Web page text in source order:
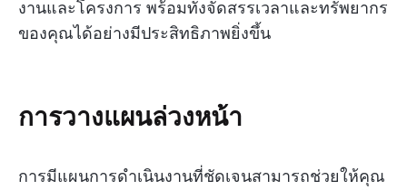
งานและโครงการ พร้อมทั้งจัดสรรเวลาและทรัพยากร
ของคุณได้อย่างมีประสิทธิภาพยิ่งขึ้น
การวางแผนล่วงหน้า
การมีแผนการดำเนินงานที่ชัดเจนสามารถช่วยให้คุณ